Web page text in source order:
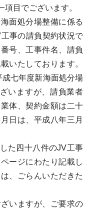
目でございます。
面処分場整備に係る
事の請負契約状況で
号、工事件名、請負
いたしております。
七年度新海面処分場
いますが、請負業者
体、契約金額は二十
日は、平成八年三月
た四十八件のJV工事
ージにわたり記載し
、ごらんいただきた
いますが、ご要求の